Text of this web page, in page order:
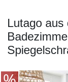
Lutago aus
SALE